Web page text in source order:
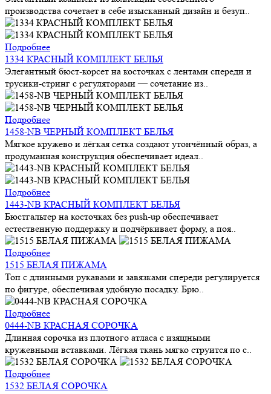
производства сочетает в себе изысканный дизайн и безуп..
Подробнее
1334 КРАСНЫЙ КОМПЛЕКТ БЕЛЬЯ
Элегантный бюст-корсет на косточках с лентами спереди и
трусики-стринг с регуляторами — сочетание из..
Подробнее
1458-NB ЧЕРНЫЙ КОМПЛЕКТ БЕЛЬЯ
Мягкое кружево и лёгкая сетка создают утончённый образ, а
продуманная конструкция обеспечивает идеал..
Подробнее
1443-NB КРАСНЫЙ КОМПЛЕКТ БЕЛЬЯ
Бюстгальтер на косточках без push-up обеспечивает
естественную поддержку и подчёркивает форму, а поя..
Подробнее
1515 БЕЛАЯ ПИЖАМА
Топ с длинными рукавами и завязками спереди регулируется
по фигуре, обеспечивая удобную посадку. Брю..
Подробнее
0444-NB КРАСНАЯ СОРОЧКА
Длинная сорочка из плотного атласа с изящными
кружевными вставками. Лёгкая ткань мягко струится по с..
Подробнее
1532 БЕЛАЯ СОРОЧКА